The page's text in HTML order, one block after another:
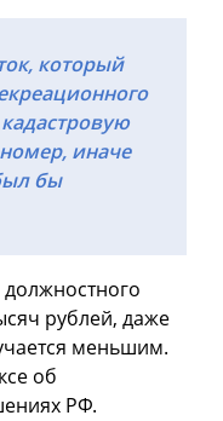
который
иначе
бы
рублей, даже
меньшим.
об
РФ.